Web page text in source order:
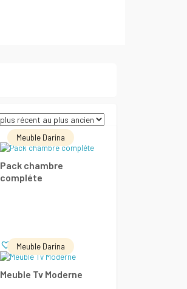
Meuble Darina
Pack chambre
compléte
Add to Wishlist
Meuble Darina
Meuble Tv Moderne